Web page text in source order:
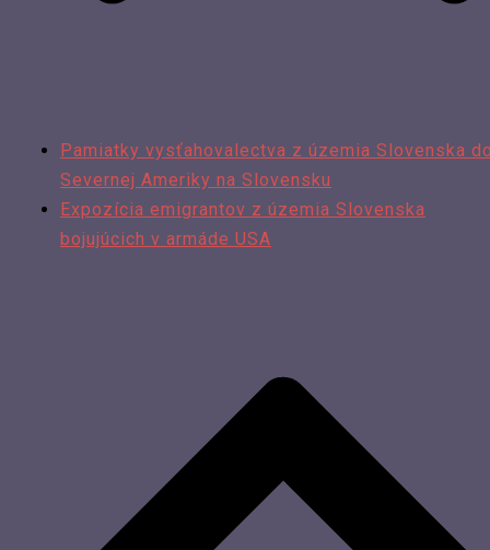
Pamiatky vysťahovalectva z územia Slovenska
Severnej Ameriky na Slovensku
Expozícia emigrantov z územia Slovenska
bojujúcich v armáde USA